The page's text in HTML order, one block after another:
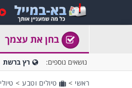
בחן את עצמך
נושאים נוספים: רץ ברשת
ראשי > טיולים וטבע >